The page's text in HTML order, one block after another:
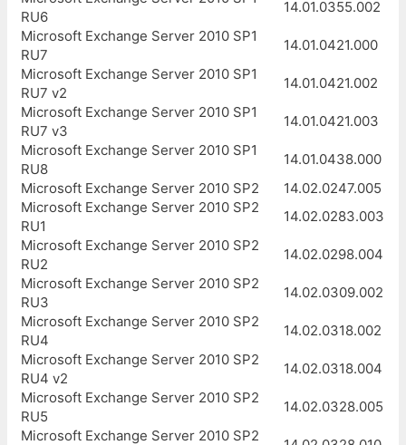
RU6
14.01.0355.002
Microsoft Exchange Server 2010 SP1
RU7
14.01.0421.000
Microsoft Exchange Server 2010 SP1
RU7 v2
14.01.0421.002
Microsoft Exchange Server 2010 SP1
RU7 v3
14.01.0421.003
Microsoft Exchange Server 2010 SP1
RU8
14.01.0438.000
Microsoft Exchange Server 2010 SP2
14.02.0247.005
Microsoft Exchange Server 2010 SP2
RU1
14.02.0283.003
Microsoft Exchange Server 2010 SP2
RU2
14.02.0298.004
Microsoft Exchange Server 2010 SP2
RU3
14.02.0309.002
Microsoft Exchange Server 2010 SP2
RU4
14.02.0318.002
Microsoft Exchange Server 2010 SP2
RU4 v2
14.02.0318.004
Microsoft Exchange Server 2010 SP2
RU5
14.02.0328.005
Microsoft Exchange Server 2010 SP2